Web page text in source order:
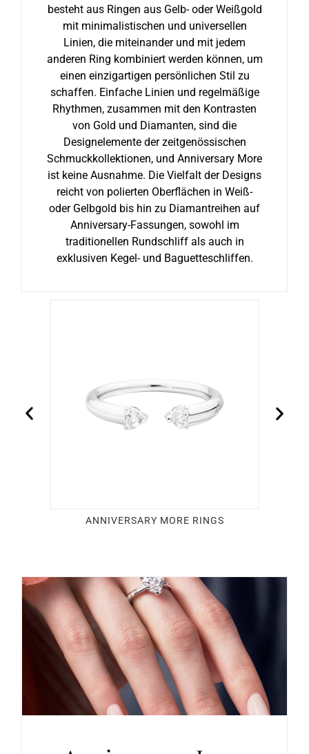
besteht aus Ringen aus Gelb- oder Weißgold
mit minimalistischen und universellen
Linien, die miteinander und mit jedem
anderen Ring kombiniert werden können, um
einen einzigartigen persönlichen Stil zu
schaffen. Einfache Linien und regelmäßige
Rhythmen, zusammen mit den Kontrasten
von Gold und Diamanten, sind die
Designelemente der zeitgenössischen
Schmuckkollektionen, und Anniversary More
ist keine Ausnahme. Die Vielfalt der Designs
reicht von polierten Oberflächen in Weiß-
oder Gelbgold bis hin zu Diamantreihen auf
Anniversary-Fassungen, sowohl im
traditionellen Rundschliff als auch in
exklusiven Kegel- und Baguetteschliffen.
ANNIVERSARY MORE RINGS